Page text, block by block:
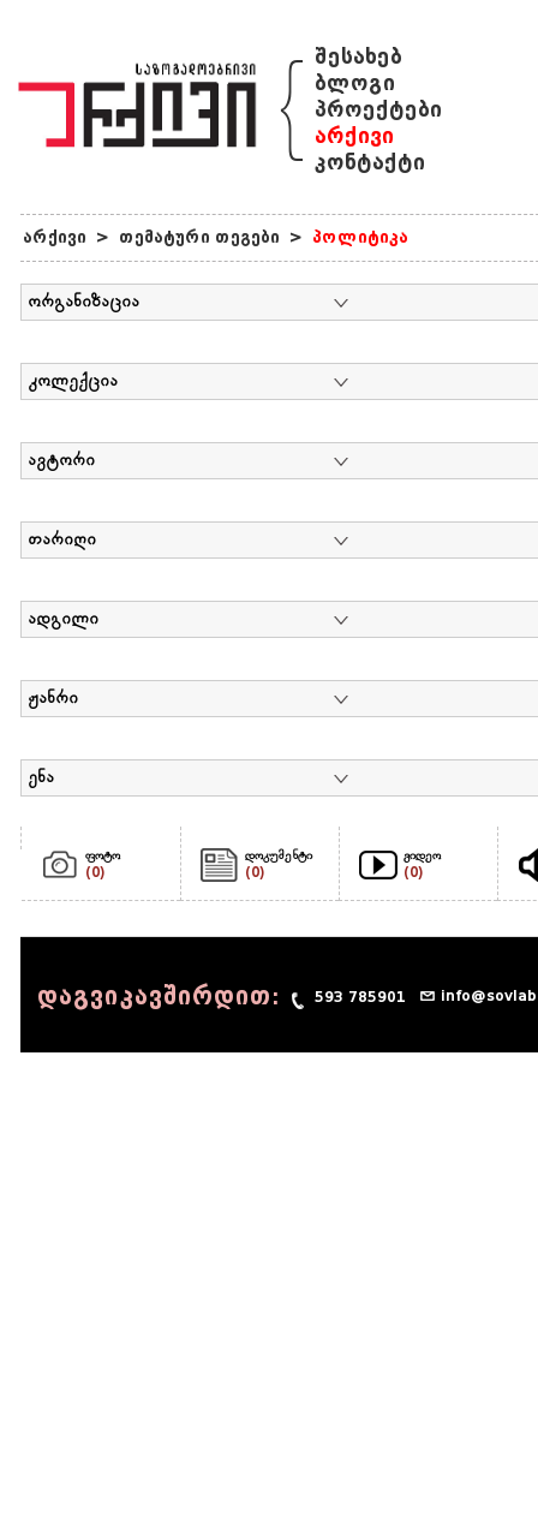
{ შესახებ
ბლოგი
პროექტები
არქივი
კონტაქტი
არქივი > თემატური თეგები > პოლიტიკა
ორგანიზაცია
კოლექცია
ავტორი
თარიღი
ადგილი
ჟანრი
ენა
ფოტო
(0)
დოკუმენტი
(0)
ვიდეო
(0)
დაგვიკავშირდით: 593 785901